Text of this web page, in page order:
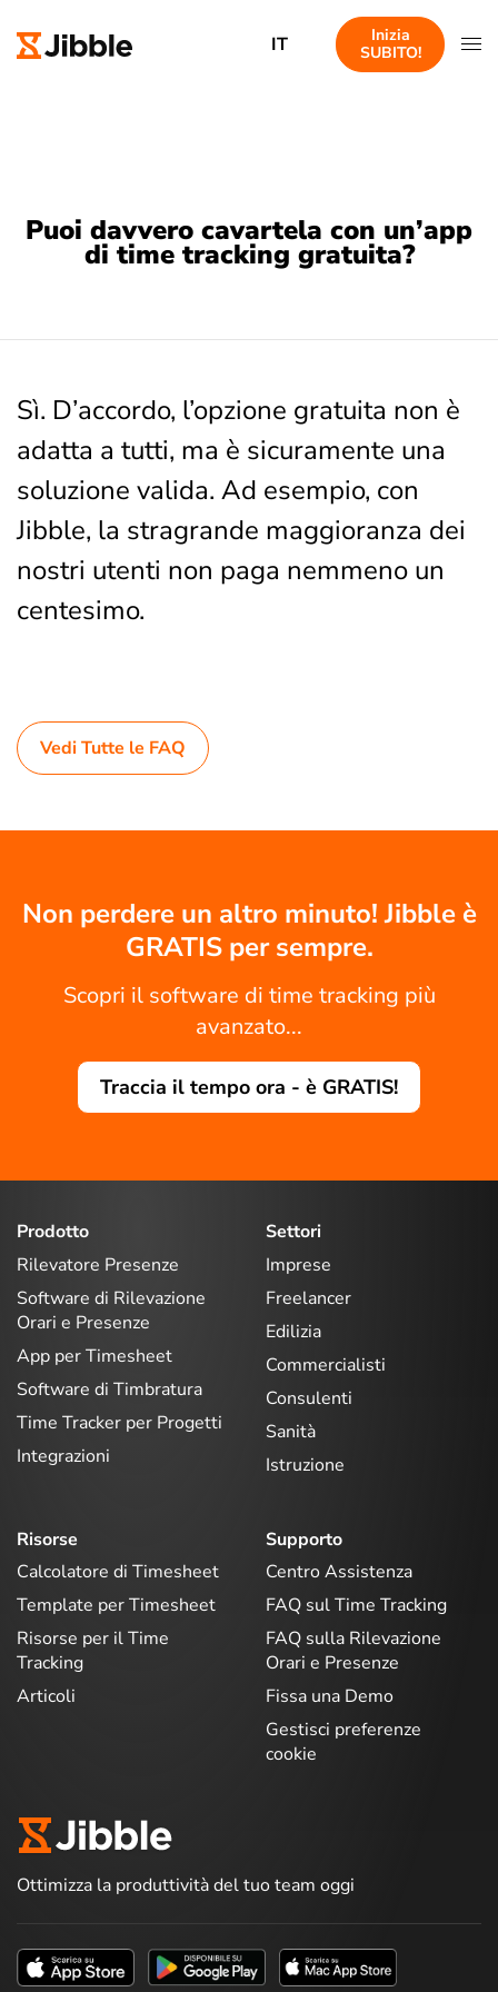
IT
Inizia
SUBITO!
Puoi davvero cavartela con un’app
di time tracking gratuita?
Sì. D’accordo, l’opzione gratuita non è
adatta a tutti, ma è sicuramente una
soluzione valida. Ad esempio, con
Jibble, la stragrande maggioranza dei
nostri utenti non paga nemmeno un
centesimo.
Vedi Tutte le FAQ
Non perdere un altro minuto! Jibble è
GRATIS per sempre.
Scopri il software di time tracking più
avanzato...
Traccia il tempo ora - è GRATIS!
Prodotto
Rilevatore Presenze
Software di Rilevazione
Orari e Presenze
App per Timesheet
Software di Timbratura
Time Tracker per Progetti
Integrazioni
Settori
Imprese
Freelancer
Edilizia
Commercialisti
Consulenti
Sanità
Istruzione
Risorse
Calcolatore di Timesheet
Template per Timesheet
Risorse per il Time
Tracking
Articoli
Supporto
Centro Assistenza
FAQ sul Time Tracking
FAQ sulla Rilevazione
Orari e Presenze
Fissa una Demo
Gestisci preferenze
cookie
Ottimizza la produttività del tuo team oggi